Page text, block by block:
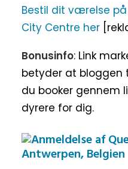
Bestil dit værelse
City Centre her
Bonusinfo: Link
betyder at bloggen
du booker gennem
dyrere for dig.